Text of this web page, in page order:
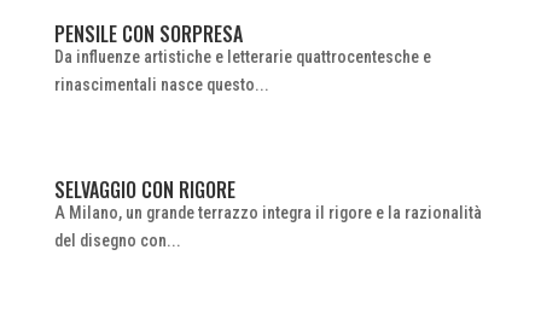
PENSILE CON SORPRESA
Da influenze artistiche e letterarie quattrocentesche e
rinascimentali nasce questo...
SELVAGGIO CON RIGORE
A Milano, un grande terrazzo integra il rigore e la razionalità
del disegno con...